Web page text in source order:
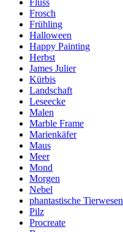
Frosch
Frühling
Halloween
Happy Painting
Herbst
James Julier
Kürbis
Landschaft
Leseecke
Malen
Marble Frame
Marienkäfer
Maus
Meer
Mond
Morgen
Nebel
phantastische Tierwesen
Pilz
Procreate